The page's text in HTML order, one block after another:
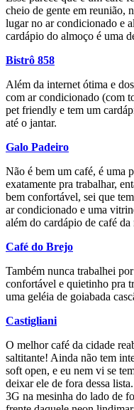
cheio de gente em reunião,
lugar no ar condicionado e
cardápio do almoço é uma
Bistrô 858
Além da internet ótima e
com ar condicionado (com
pet friendly e tem um
até o jantar.
Galo Padeiro
Não é bem um café, é uma
exatamente pra trabalhar,
bem confortável, sei que
ar condicionado e uma
além do cardápio de café
Café do Brejo
Também nunca trabalhei
confortável e quietinho pra
uma geléia de goiabada
Castigliani
O melhor café da cidade
saltitante! Ainda não tem
soft open, e eu nem vi se
deixar ele de fora dessa
3G na mesinha do lado de